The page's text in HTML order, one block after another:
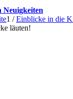
Neuigkeiten
1 / Einblicke in die
läuten!